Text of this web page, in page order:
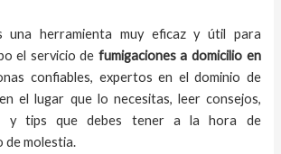
una herramienta muy eficaz y útil para
el servicio de fumigaciones a domicilio en
confiables, expertos en el dominio de
el lugar que lo necesitas, leer consejos,
y tips que debes tener a la hora de
de molestia.